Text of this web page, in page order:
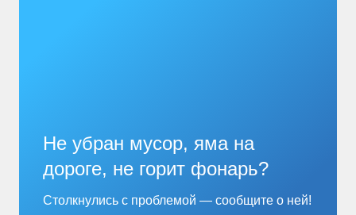
Не убран мусор, яма на
дороге, не горит фонарь?
Столкнулись с проблемой — сообщите о ней!